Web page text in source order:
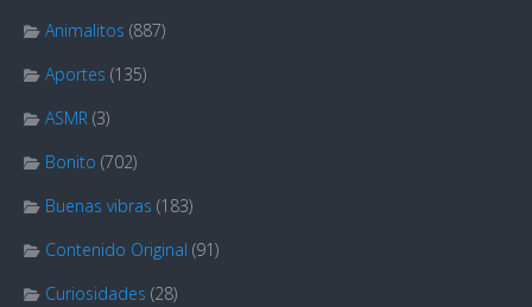
Animalitos (887)
Aportes (135)
ASMR (3)
Bonito (702)
Buenas vibras (183)
Contenido Original (91)
Curiosidades (28)